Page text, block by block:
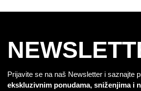
Prijavite se na naš Newsletter i saznajte
ekskluzivnim ponudama, sniženjima i